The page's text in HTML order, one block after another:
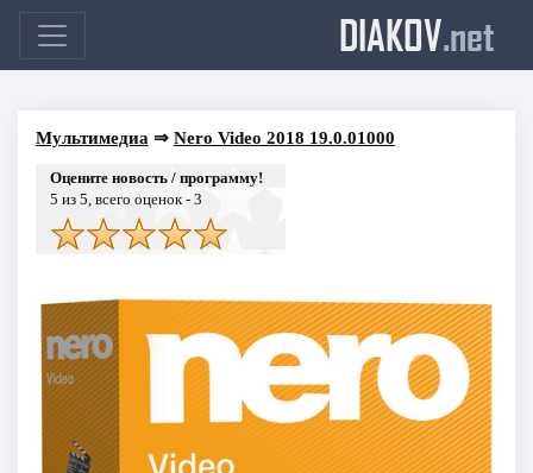
DIAKOV.net
Мультимедиа ⇒ Nero Video 2018 19.0.01000
Оцените новость / программу!
5 из 5, всего оценок - 3